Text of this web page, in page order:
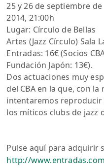
25 y 26 de septiembre de
2014, 21:00h
Lugar: Círculo de Bellas
Artes (Jazz Círculo) Sala
Entradas: 16€ (Socios
Fundación Japón: 13€).
Dos actuaciones muy
del CBA en la que, con
intentaremos reproducir
los míticos clubs de jazz
Pulse aquí para adquirir
http://